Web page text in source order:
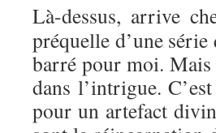
Là-dessus, arrive
préquelle d’une
barré pour moi. Mais
dans l’intrigue.
pour un artefact